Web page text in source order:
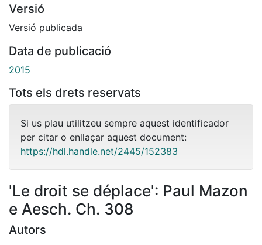
Versió
Versió publicada
Data de publicació
2015
Tots els drets reservats
Si us plau utilitzeu sempre aquest identificador
per citar o enllaçar aquest document:
https://hdl.handle.net/2445/152383
'Le droit se déplace': Paul Mazon
e Aesch. Ch. 308
Autors